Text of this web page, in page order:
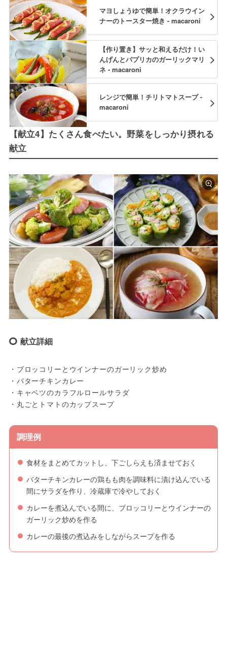
マヨしょうゆで簡単！オクラウイン
ナーのトースター焼き - macaroni
【作り置き】サッと和えるだけ！い
んげんとパプリカのガーリックマリ
ネ - macaroni
レンジで簡単！チリトマトスープ -
macaroni
【献立4】たくさん食べたい。野菜をしっかり摂れる
献立
献立詳細
・ブロッコリーとウインナーのガーリック炒め
・バターチキンカレー
・キャベツのカラフルロールサラダ
・丸ごとトマトのカップスープ
調理例
食材をまとめてカットし、下ごしらえも済ませておく
バターチキンカレーの鶏もも肉を調味料に漬け込んでいる
間にサラダを作り、冷蔵庫で冷やしておく
カレーを煮込んでいる間に、ブロッコリーとウインナーの
ガーリック炒めを作る
カレーの最後の煮込みをしながらスープを作る